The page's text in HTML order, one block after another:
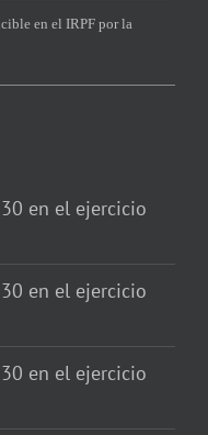
en el IRPF por la
en el ejercicio
en el ejercicio
en el ejercicio